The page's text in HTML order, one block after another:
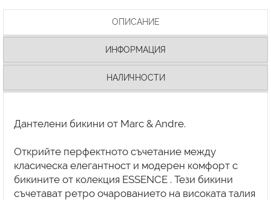
ОПИСАНИЕ
ИНФОРМАЦИЯ
НАЛИЧНОСТИ
Дантелени бикини от Marc & Andre.
Открийте перфектното съчетание между
класическа елегантност и модерен комфорт с
бикините от колекция ESSENCE . Тези бикини
съчетават ретро очарованието на високата талия